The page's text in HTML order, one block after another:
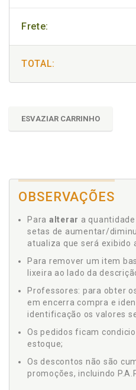
Frete:
TOTAL:
ESVAZIAR CARRINHO
OBSERVAÇÕES
Para alterar a
setas de aumentar/
atualiza que será exibido
Para remover um item
lixeira ao lado da
Professores: para obter
em encerra compra e
identificação os valores
Os pedidos ficam
estoque;
Os descontos não são
promoções, incluindo